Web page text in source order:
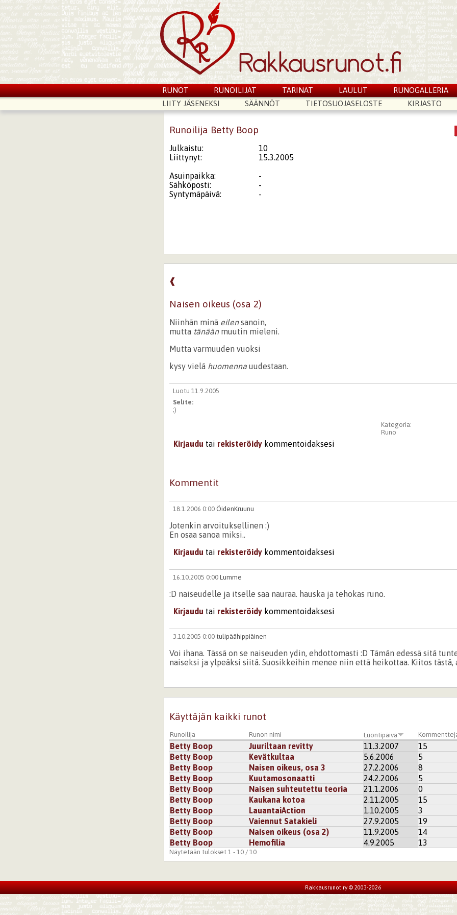
RUNOT RUNOILIJAT TARINAT LAULUT
RUNOGALLERIA
LIITY JÄSENEKSI
SÄÄNNÖT TIETOSUOJASELOSTE KIRJASTO
Runoilija Betty Boop
Julkaistu:
10
Liittynyt:
15.3.2005
Asuinpaikka:
-
Sähköposti:
-
Syntymäpäivä:
-
❰
Naisen oikeus (osa 2)
Niinhän minä eilensanoin,
mutta tänäänmuutin mieleni.
Mutta varmuuden vuoksi
kysy vielä huomenna uudestaan.
Luotu 11.9.2005
Selite:
;)
Kategoria:
Runo
Kirjaudu tai rekisteröidy kommentoidaksesi
Kommentit
18.1.2006 0:00 ÖidenKruunu
Jotenkin arvoituksellinen :)
En osaa sanoa miksi..
Kirjaudu tai rekisteröidy kommentoidaksesi
16.10.2005 0:00 Lumme
:D naiseudelle ja itselle saa nauraa. hauska ja tehokas runo.
Kirjaudu tai rekisteröidy kommentoidaksesi
3.10.2005 0:00 tulipäähippiäinen
Voi ihana. Tässä on se naiseuden ydin, ehdottomasti :D Tämän edessä sitä
naiseksi ja ylpeäksi siitä. Suosikkeihin menee niin että heikottaa. Kiitos tästä,
KIITOSKIITOS
ihana huuimorippläjäys sateisen päivän iloksi
Näin tuo meillä menee =)
Kirjaudutai rekisteröidykommentoidaksesi
13.9.2005 0:00joju
jeee. muistutatko minua huomenna niin kysyn ;)
naisilla on oikeutensa, miehillä velvollisuutena ymmärtää ja hyväksyä se.
ei suhtaudu kaikkeen järin tosikkomielellä. eilen, tänään huomenna kohdat
kursiivilla ja sehän sopii tähän kuin tuuli myllärille.
pidän sikana tästä huumorityylistä. *odottaa vesikielellä jatko-osia*
12.9.2005 0:00077167ab730b8997fb1f43a00a5827fe
niin niitä mielenmuutoksia tuleekin joskus miehetkin muuttelee mieltään
Käyttäjän kaikki runot
Runoilija Runon nimi Luontipäivä
Betty Boop Juuriltaan revitty 11.3.2007 15
Betty Boop
Kevätkultaa 5.6.2006 5
Betty Boop
Naisen oikeus, osa 3 27.2.2006 8
Betty Boop
Kuutamosonaatti 24.2.2006 5
Betty Boop
Naisen suhteutettu teoria 21.1.2006 0
Betty Boop
Kaukana kotoa 2.11.2005 15
Betty Boop
LauantaiAction 1.10.2005 3
Betty Boop
Vaiennut Satakieli 27.9.2005 19
Betty Boop
Naisen oikeus (osa 2) 11.9.2005 14
Betty Boop
Hemofilia 4.9.2005 13
Näytetään tulokset 1 - 10 / 10
Rakkausrunot ry © 2003-2026